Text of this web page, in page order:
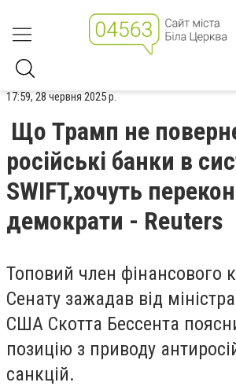
17:59, 28 червня 2025 р.
Що Трамп не
російські банки в
SWIFT,хочуть
демократи - Reuters
Топовий член фінансового
Сенату зажадав від
США Скотта Бессента
позицію з приводу
санкцій.